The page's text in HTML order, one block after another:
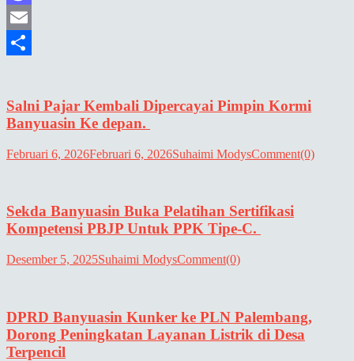
Mastodon
Email
Salni Pajar Kembali Dipercayai Pimpin Kormi
Banyuasin Ke depan.
Februari 6, 2026Februari 6, 2026Suhaimi ModysComment(0)
Sekda Banyuasin Buka Pelatihan Sertifikasi
Kompetensi PBJP Untuk PPK Tipe-C.
Desember 5, 2025Suhaimi ModysComment(0)
DPRD Banyuasin Kunker ke PLN Palembang,
Dorong Peningkatan Layanan Listrik di Desa
Terpencil